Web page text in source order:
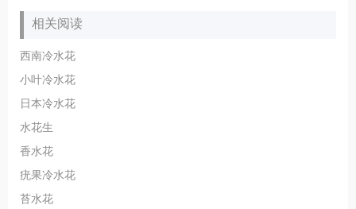
相关阅读
西南冷水花
小叶冷水花
日本冷水花
水花生
香水花
疣果冷水花
苔水花